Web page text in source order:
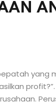
yang